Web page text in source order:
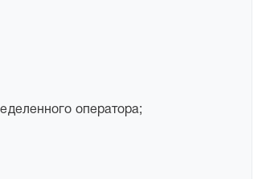
оператора;